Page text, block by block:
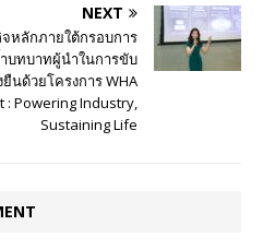
NEXT
จหลักภายใต้กรอบการ
บทบาทผู้นำในการขับ
นด้วยโครงการ WHA
: Powering Industry,
Sustaining Life